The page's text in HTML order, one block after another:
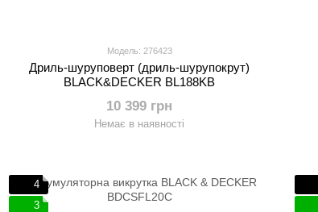
Модель: 276423
Дриль-шуруповерт (дриль-шурупокрут)
BLACK&DECKER BL188KB
10 399 грн
Немає в наявності
4
3